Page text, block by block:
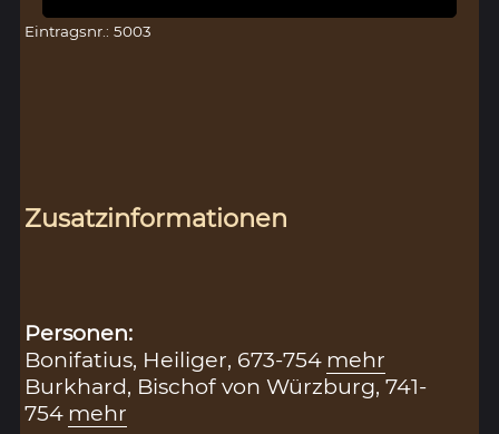
Eintragsnr.: 5003
Zusatzinformationen
Personen:
Bonifatius, Heiliger, 673-754 mehr
Burkhard, Bischof von Würzburg, 741-
754 mehr